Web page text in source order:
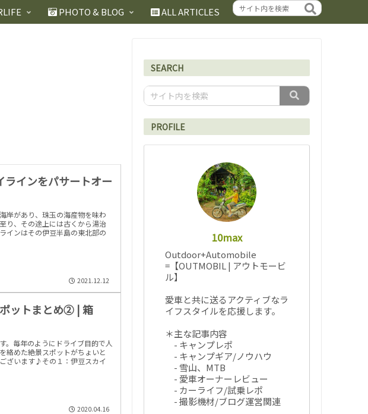
PHOTO & BLOG ALL ARTICLES
ラインをパサートオー
岸があり、珠玉の海産物を味わ
り、その途上には古くから湯治
インはその伊豆半島の東北部の
2021.12.12
ットまとめ② | 箱
。毎年のようにドライブ目的で人
絡めた絶景スポットがちょいと
ざいます♪その１：伊豆スカイ
2020.04.16
SEARCH
PROFILE
10max
Outdoor+Automobile
=【OUTMOBIL | アウトモービ
ル】
愛車と共に送るアクティブなラ
イフスタイルを応援します。
＊主な記事内容
- キャンプレポ
- キャンプギア/ノウハウ
- 雪山、MTB
- 愛車オーナーレビュー
- カーライフ/試乗レポ
- 撮影機材/ブログ運営関連